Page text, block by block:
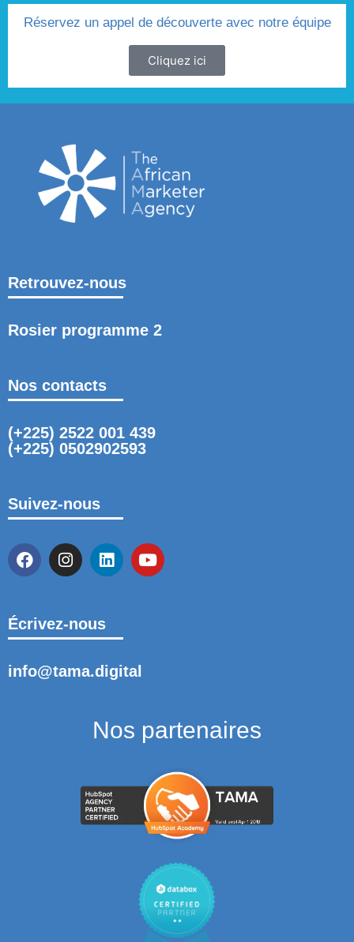
Réservez un appel de découverte avec notre équipe
Cliquez ici
Retrouvez-nous
Rosier programme 2
Nos contacts
(+225) 2522 001 439
(+225) 0502902593
Suivez-nous
Écrivez-nous
info@tama.digital
Nos partenaires